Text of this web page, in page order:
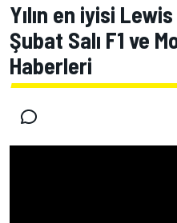
Yılın en iyisi
Şubat Salı F1 ve
Haberleri